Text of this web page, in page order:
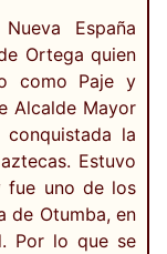
España
Ortega quien
como Paje y
Alcalde Mayor
la
Estuvo
fue uno de los
de Otumba, en
Por lo que se